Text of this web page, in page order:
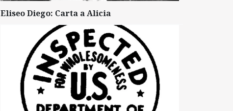
Eliseo Diego: Carta a Alicia